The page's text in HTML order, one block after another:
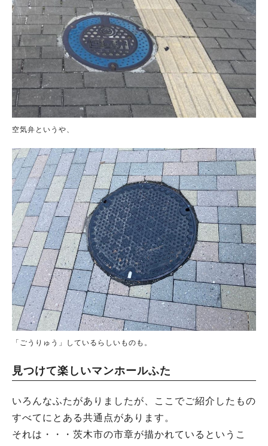
空気弁というや、
「ごうりゅう」しているらしいものも。
見つけて楽しいマンホールふた
いろんなふたがありましたが、ここでご紹介したもの
すべてにとある共通点があります。
それは・・・茨木市の市章が描かれているというこ